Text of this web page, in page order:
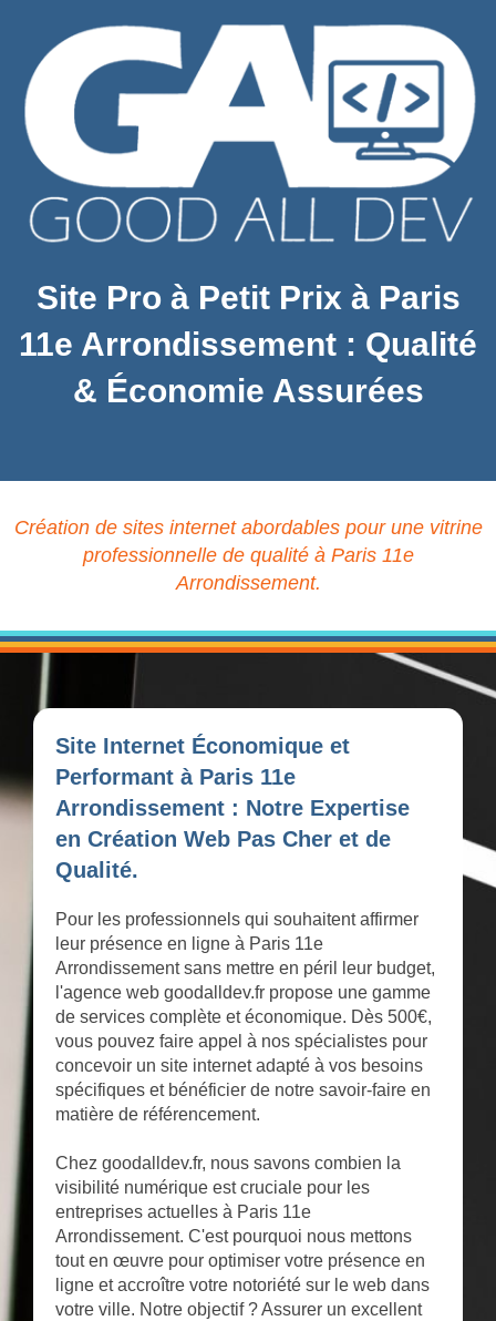
Site Pro à Petit Prix à Paris
11e Arrondissement : Qualité
& Économie Assurées
Création de sites internet abordables pour une vitrine
professionnelle de qualité à Paris 11e
Arrondissement.
Site Internet Économique et
Performant à Paris 11e
Arrondissement : Notre Expertise
en Création Web Pas Cher et de
Qualité.
Pour les professionnels qui souhaitent affirmer
leur présence en ligne à Paris 11e
Arrondissement sans mettre en péril leur budget,
l'agence web goodalldev.fr propose une gamme
de services complète et économique. Dès 500€,
vous pouvez faire appel à nos spécialistes pour
concevoir un site internet adapté à vos besoins
spécifiques et bénéficier de notre savoir-faire en
matière de référencement.
Chez goodalldev.fr, nous savons combien la
visibilité numérique est cruciale pour les
entreprises actuelles à Paris 11e
Arrondissement. C'est pourquoi nous mettons
tout en œuvre pour optimiser votre présence en
ligne et accroître votre notoriété sur le web dans
votre ville. Notre objectif ? Assurer un excellent